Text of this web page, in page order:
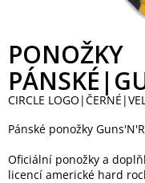
PONOŽKY
CIRCLE
Pánské ponožky
Oficiální ponožky a
licencí americké hard